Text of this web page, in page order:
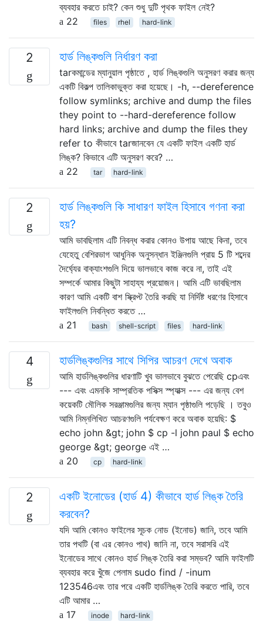
ব্যবহার করতে চাই? কেন শুধু দুটি পৃথক ফাইল নেই?
22
files rhel hard-link
2 হার্ড লিঙ্কগুলি নির্ধারণ করা
tarকমান্ডের ম্যানুয়াল পৃষ্ঠাতে , হার্ড লিঙ্কগুলি অনুসরণ করার জন্য
একটি বিকল্প তালিকাভুক্ত করা হয়েছে। -h, --dereference
follow symlinks; archive and dump the files
they point to --hard-dereference follow
hard links; archive and dump the files they
refer to কীভাবে tarজানবেন যে একটি ফাইল একটি হার্ড
লিঙ্ক? কিভাবে এটি অনুসরণ করে? …
22
tar hard-link
2
হার্ড লিঙ্কগুলি কি সাধারণ ফাইল হিসাবে গণনা করা
হয়?
আমি ভাবছিলাম এটি নিবন্ধ করার কোনও উপায় আছে কিনা, তবে
যেহেতু বেশিরভাগ আধুনিক অনুসন্ধান ইঞ্জিনগুলি প্রায় 5 টি শব্দের
দৈর্ঘ্যের বাক্যাংশগুলি দিয়ে ভালভাবে কাজ করে না, তাই এই
সম্পর্কে আমার কিছুটা সাহায্য প্রয়োজন। আমি এটি ভাবছিলাম
কারণ আমি একটি বাশ স্ক্রিপ্ট তৈরি করছি যা নির্দিষ্ট ধরণের হিসাবে
ফাইলগুলি নিবন্ধিত করতে …
21
bash shell-script files hard-link
4 হার্ডলিঙ্কগুলির সাথে সিপির আচরণ দেখে অবাক
আমি হার্ডলিঙ্কগুলির ধারণাটি খুব ভালভাবে বুঝতে পেরেছি cpএবং
--- এবং এমনকি সাম্প্রতিক পসিক্স স্প্যাক্স --- এর জন্য বেশ
কয়েকটি মৌলিক সরঞ্জামগুলির জন্য ম্যান পৃষ্ঠাগুলি পড়েছি । তবুও
আমি নিম্নলিখিত আচরণগুলি পর্যবেক্ষণ করে অবাক হয়েছি: $
echo john &gt; john $ cp -l john paul $ echo
george &gt; george এই …
20
cp hard-link
2
একটি ইনোডের (হার্ড 4) কীভাবে হার্ড লিঙ্ক তৈরি
করবেন?
যদি আমি কোনও ফাইলের সূচক নোড (ইনোড) জানি, তবে আমি
তার পথটি (বা এর কোনও পাথ) জানি না, তবে সরাসরি এই
ইনোডের সাথে কোনও হার্ড লিঙ্ক তৈরি করা সম্ভব? আমি ফাইলটি
ব্যবহার করে খুঁজে পেলাম sudo find / -inum
123546এবং তার পরে একটি হার্ডলিঙ্ক তৈরি করতে পারি, তবে
এটি আমার …
17
inode hard-link